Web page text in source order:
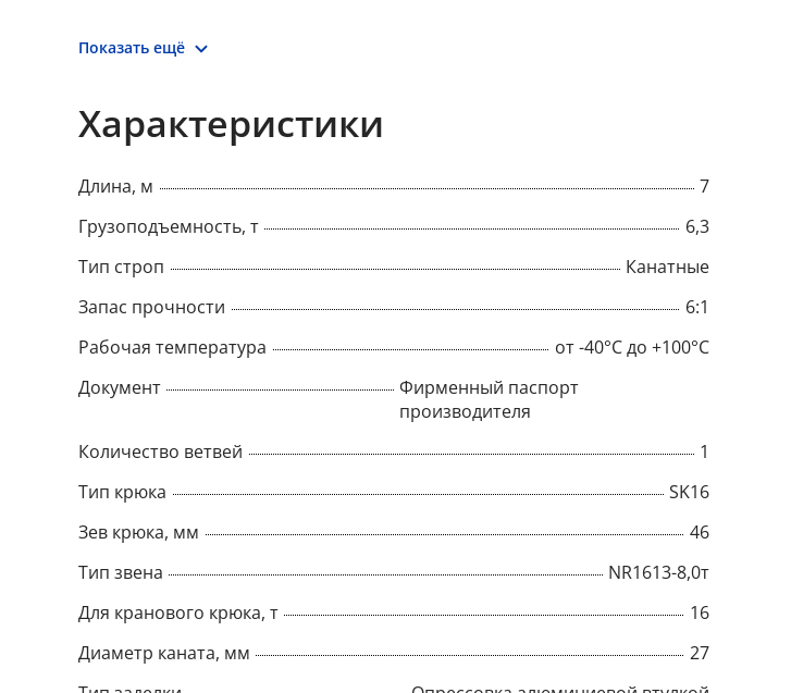
Показать ещё
Характеристики
Длина, м
7
Грузоподъемность, т
6,3
Тип строп
Канатные
Запас прочности
6:1
Рабочая температура
от -40°C до +100°C
Документ
Фирменный паспорт
производителя
Количество ветвей
1
Тип крюка
SK16
Зев крюка, мм
46
Тип звена
NR1613-8,0т
Для кранового крюка, т
16
Диаметр каната, мм
27
Popup
Title